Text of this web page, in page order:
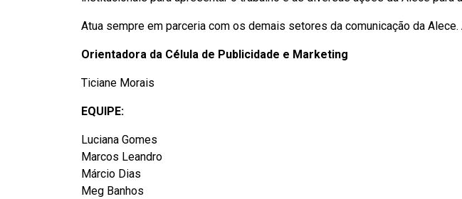
Atua sempre em parceria com os demais setores da comunicação da
Orientadora da Célula de Publicidade e Marketing
Ticiane Morais
EQUIPE:
Luciana Gomes
Marcos Leandro
Márcio Dias
Meg Banhos